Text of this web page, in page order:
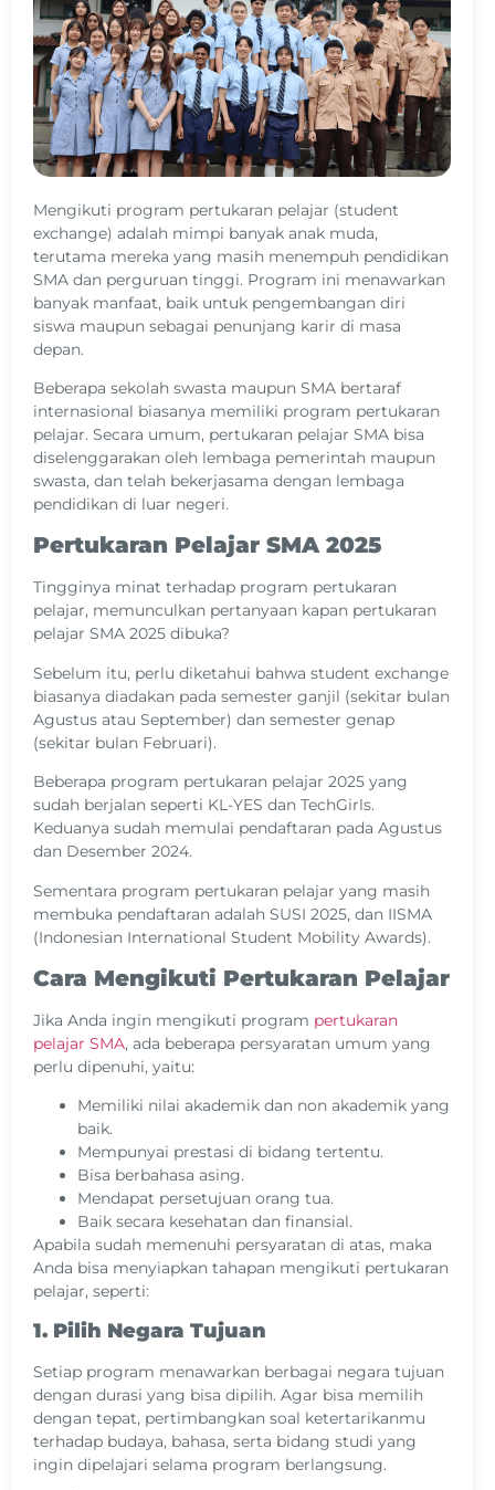
Mengikuti program pertukaran pelajar (student
exchange) adalah mimpi banyak anak muda,
terutama mereka yang masih menempuh pendidikan
SMA dan perguruan tinggi. Program ini menawarkan
banyak manfaat, baik untuk pengembangan diri
siswa maupun sebagai penunjang karir di masa
depan.
Beberapa sekolah swasta maupun SMA bertaraf
internasional biasanya memiliki program pertukaran
pelajar. Secara umum, pertukaran pelajar SMA bisa
diselenggarakan oleh lembaga pemerintah maupun
swasta, dan telah bekerjasama dengan lembaga
pendidikan di luar negeri.
Pertukaran Pelajar SMA 2025
Tingginya minat terhadap program pertukaran
pelajar, memunculkan pertanyaan kapan pertukaran
pelajar SMA 2025 dibuka?
Sebelum itu, perlu diketahui bahwa student exchange
biasanya diadakan pada semester ganjil (sekitar bulan
Agustus atau September) dan semester genap
(sekitar bulan Februari).
Beberapa program pertukaran pelajar 2025 yang
sudah berjalan seperti KL-YES dan TechGirls.
Keduanya sudah memulai pendaftaran pada Agustus
dan Desember 2024.
Sementara program pertukaran pelajar yang masih
membuka pendaftaran adalah SUSI 2025, dan IISMA
(Indonesian International Student Mobility Awards).
Cara Mengikuti Pertukaran Pelajar
Jika Anda ingin mengikuti program pertukaran
pelajar SMA, ada beberapa persyaratan umum yang
perlu dipenuhi, yaitu:
Memiliki nilai akademik dan non akademik yang
baik.
Mempunyai prestasi di bidang tertentu.
Bisa berbahasa asing.
Mendapat persetujuan orang tua.
Baik secara kesehatan dan finansial.
Apabila sudah memenuhi persyaratan di atas, maka
Anda bisa menyiapkan tahapan mengikuti pertukaran
pelajar, seperti:
1. Pilih Negara Tujuan
Setiap program menawarkan berbagai negara tujuan
dengan durasi yang bisa dipilih. Agar bisa memilih
dengan tepat, pertimbangkan soal ketertarikanmu
terhadap budaya, bahasa, serta bidang studi yang
ingin dipelajari selama program berlangsung.